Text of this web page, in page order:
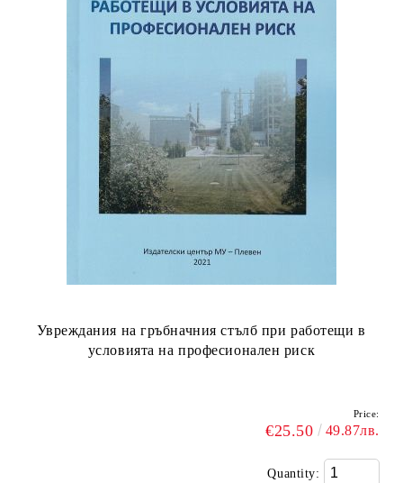
Увреждания на гръбначния стълб при работещи в
условията на професионален риск
Price:
€25.50 49.87лв.
Quantity: